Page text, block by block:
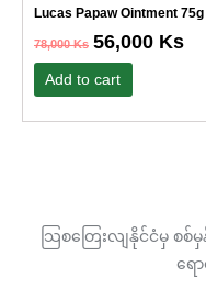
Lucas Papaw Ointment 75g
78,000Ks
78,000 Ks.
56,000 Ks
Add to cart
သြစတြေးလျနိုင်ငံမှ စစ်မှ
ရေ